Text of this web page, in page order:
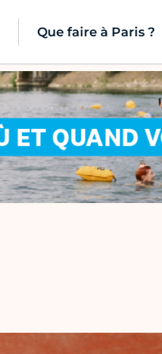
Que faire à Paris ?